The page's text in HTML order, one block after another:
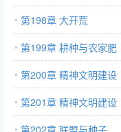
第198章 大开荒
第199章 耕种与农家肥
第200章 精神文明建设
第201章 精神文明建设
第202章 联盟与种子